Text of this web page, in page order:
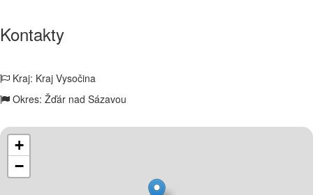
Kontakty
Kraj: Kraj Vysočina
Okres: Žďár nad Sázavou
+
−